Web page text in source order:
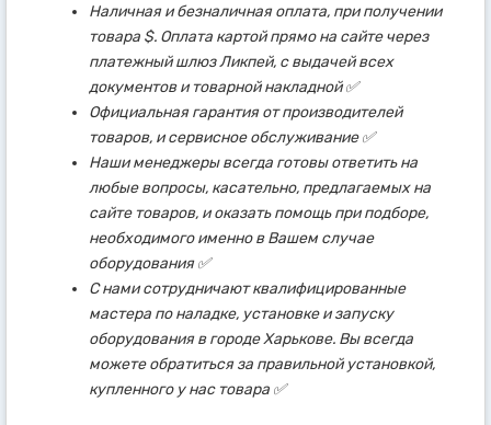
Наличная и безналичная оплата, при получении
товара $. Оплата картой прямо на сайте через
платежный шлюз Ликпей, с выдачей всех
документов и товарной накладной ✅
Официальная гарантия от производителей
товаров, и сервисное обслуживание ✅
Наши менеджеры всегда готовы ответить на
любые вопросы, касательно, предлагаемых на
сайте товаров, и оказать помощь при подборе,
необходимого именно в Вашем случае
оборудования ✅
С нами сотрудничают квалифицированные
мастера по наладке, установке и запуску
оборудования в городе Харькове. Вы всегда
можете обратиться за правильной установкой,
купленного у нас товара ✅